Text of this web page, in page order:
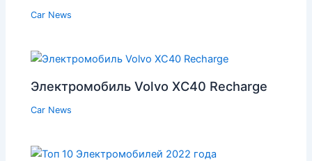
Car News
Электромобиль Volvo XC40 Recharge
Car News